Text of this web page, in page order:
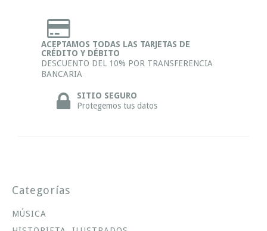
ACEPTAMOS TODAS LAS TARJETAS DE
CRÉDITO Y DÉBITO
DESCUENTO DEL 10% POR TRANSFERENCIA
BANCARIA
SITIO SEGURO
Protegemos tus datos
Categorías
MÚSICA